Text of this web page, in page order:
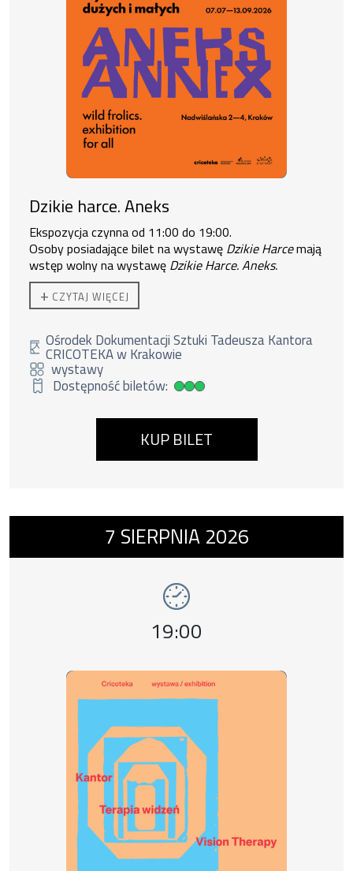
Dzikie harce. Aneks
Ekspozycja czynna od 11:00 do 19:00.
Osoby posiadające bilet na wystawę Dzikie Harcemają
wstęp wolny na wystawę Dzikie Harce. Aneks.
+ CZYTAJ WIĘCEJ
Ośrodek Dokumentacji Sztuki Tadeusza Kantora
CRICOTEKA w Krakowie
wystawy
Dostępność biletów:
Duża dostępność biletów
KUP BILET
Wydarzenie numer 5: wystawa Kantor.
7 SIERPNIA 2026
Godzina wydarzenia,
19:00